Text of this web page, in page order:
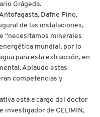
Grágeda.
Dafne Pino,
de las instalaciones,
“necesitamos minerales
mundial, por lo
para esta extracción, en
Aplaudo estas
competencias y
está a cargo del doctor
investigador de CELIMIN,